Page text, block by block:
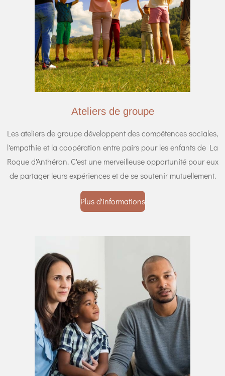
Ateliers de groupe
Les ateliers de groupe développent des compétences sociales,
l'empathie et la coopération entre pairs pour les enfants de La
Roque d'Anthéron. C'est une merveilleuse opportunité pour eux
de partager leurs expériences et de se soutenir mutuellement.
Plus d'informations